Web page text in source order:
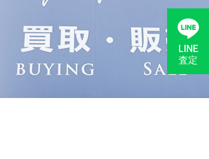
LINE
査定